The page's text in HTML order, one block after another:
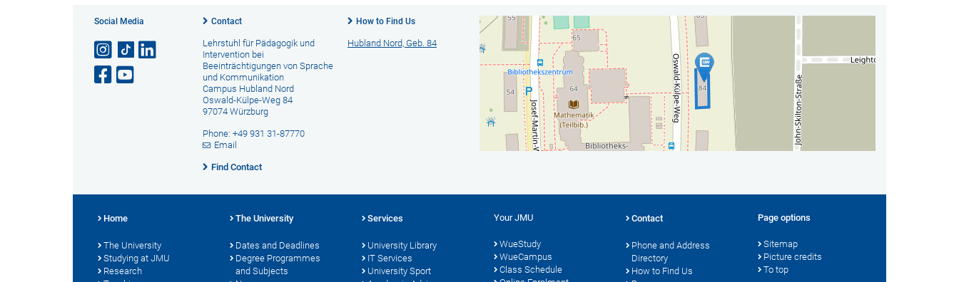
Social Media Contact
Lehrstuhl für Pädagogik und
Intervention bei
Beeinträchtigungen von Sprache
und Kommunikation
Campus Hubland Nord
Oswald-Külpe-Weg 84
97074 Würzburg
Phone: +49 931 31-87770
Email
Find Contact
How to Find Us
Hubland Nord, Geb. 84
Home
The University
Studying at JMU
Research
The University
Dates and Deadlines
Degree Programmes
and Subjects
Services
University Library
IT Services
University Sport
Your JMU
WueStudy
WueCampus
Class Schedule
Contact
Phone and Address
Directory
How to Find Us
Page options
Sitemap
Picture credits
To top